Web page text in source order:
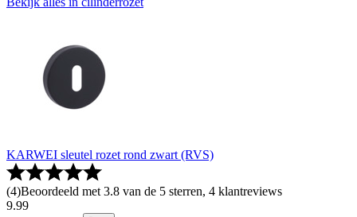
KARWEI sleutel rozet rond zwart (RVS)
(4)Beoordeeld met 3.8 van de 5 sterren, 4 klantreviews
9.99